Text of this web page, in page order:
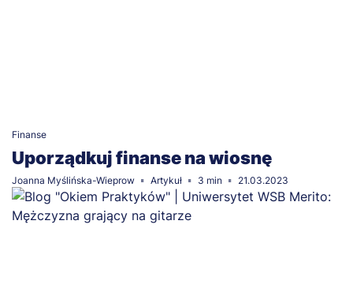
Finanse
Uporządkuj finanse na wiosnę
Joanna Myślińska-Wieprow Artykuł 3 min 21.03.2023